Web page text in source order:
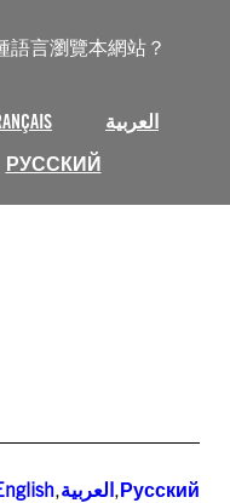
語言瀏覽本網站？
العربية
РУССКИЙ
,العربية,Русский